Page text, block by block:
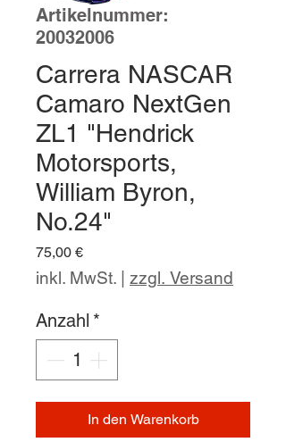
Artikelnummer:
20032006
Carrera NASCAR
Camaro NextGen
ZL1 "Hendrick
Motorsports,
William Byron,
No.24"
75,00 €Preis
inkl. MwSt. zzgl. Versand
Anzahl *
In den Warenkorb